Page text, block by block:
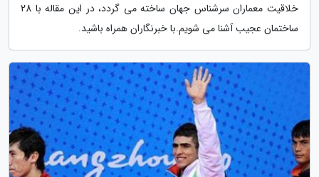
خلاقیت معماران سرشناس جهان ساخته می گردد، در این مقاله با 28
ساختمان عجیب آشنا می شویم.با خبرنگاران همراه باشید.